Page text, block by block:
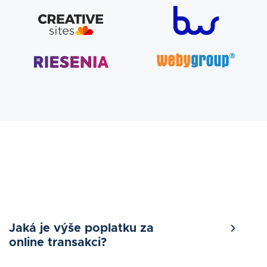
Jaká je výše poplatku za
online transakci?